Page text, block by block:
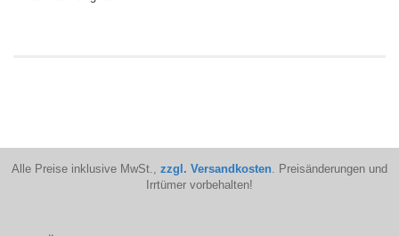
Alle Preise inklusive MwSt., zzgl. Versandkosten. Preisänderungen und
Irrtümer vorbehalten!